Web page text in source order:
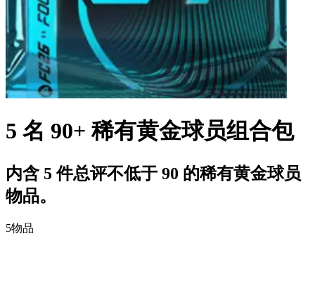
5 名 90+ 稀有黄金球员组合包
内含 5 件总评不低于 90 的稀有黄金球员
物品。
5物品